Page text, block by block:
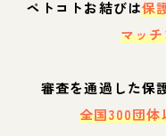
ペトコトお結びは保
マッ
審査を通過した保
全国300団体